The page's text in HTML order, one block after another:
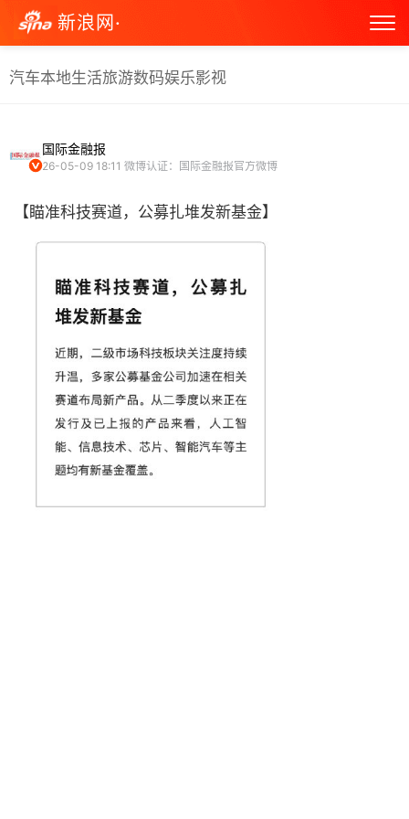
新浪网·
汽车本地生活旅游数码娱乐影视
国际金融报
26-05-09 18:11 微博认证：国际金融报官方微博
【瞄准科技赛道，公募扎堆发新基金】 ​